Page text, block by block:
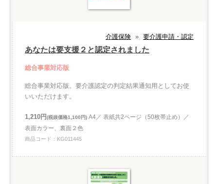
介護保険 » 要介護申請・認定
あなたは要支援２と認定されました
総合事業対応版
総合事業対応版。要介護認定の判定結果通知用としてお使
いいただけます。
1,210円(税抜価格1,100円) A4／ 表紙共2ページ（50枚帯止め）／
表面カラー、裏面２色
商品コード：KG011445